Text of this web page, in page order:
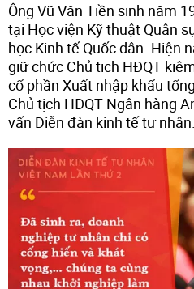
Ông Vũ Văn Tiền sinh năm
tại Học viện Kỹ thuật Quân
học Kinh tế Quốc dân. Hiện
giữ chức Chủ tịch HĐQT
cổ phần Xuất nhập khẩu
Chủ tịch HĐQT Ngân hàng
vấn Diễn đàn kinh tế tư nhân.